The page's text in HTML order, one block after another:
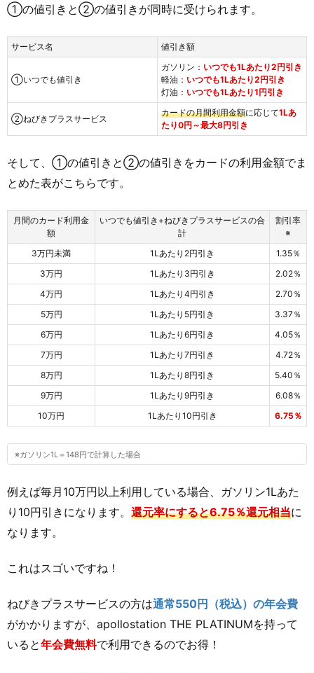
①の値引きと②の値引きが同時に受けられます。
サービス名 値引き額
①いつでも値引き
ガソリン： いつでも1Lあたり2円引き
軽油： いつでも1Lあたり2円引き
灯油： いつでも1Lあたり1円引き
②ねびきプラスサービス
カードの月間利用金額に応じて1Lあ
たり0円～最大8円引き
そして、①の値引きと②の値引きをカードの利用金額でま
とめた表がこちらです。
月間のカード利用金
額
いつでも値引き+ねびきプラスサービスの合
計
割引率
※
3万円未満
1Lあたり2円引き
1.35％
3万円
1Lあたり3円引き
2.02％
4万円
1Lあたり4円引き
2.70％
5万円
1Lあたり5円引き
3.37％
6万円
1Lあたり6円引き
4.05％
7万円
1Lあたり7円引き
4.72％
8万円
1Lあたり8円引き
5.40％
9万円
1Lあたり9円引き
6.08％
10万円
1Lあたり10円引き 6.75％
※ガソリン1L＝148円で計算した場合
例えば毎月10万円以上利用している場合、ガソリン1Lあた
り10円引きになります。 還元率にすると6.75％還元相当に
なります。
これはスゴいですね！
ねびきプラスサービスの方は通常550円（税込）の年会費
がかかりますが、apollostation THE PLATINUMを持って
いると年会費無料で利用できるのでお得！